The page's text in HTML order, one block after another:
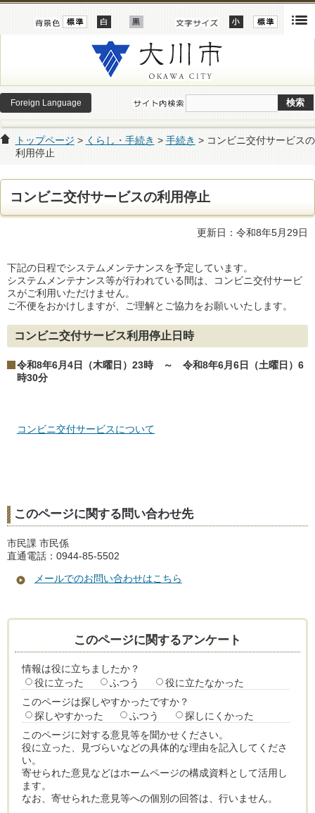
Foreign Language
トップページ > くらし・手続き > 手続き > コンビニ交付サービスの
利用停止
コンビニ交付サービスの利用停止
更新日：令和8年5月29日
下記の日程でシステムメンテナンスを予定しています。
システムメンテナンス等が行われている間は、コンビニ交付サービ
スがご利用いただけません。
ご不便をおかけしますが、ご理解とご協力をお願いいたします。
コンビニ交付サービス利用停止日時
令和8年6月4日（木曜日）23時 ～ 令和8年6月6日（土曜日）6
時30分
コンビニ交付サービスについて
このページに関する問い合わせ先
市民課 市民係
直通電話：0944-85-5502
メールでのお問い合わせはこちら
このページに関するアンケート
情報は役に立ちましたか？
役に立った
ふつう
役に立たなかった
このページは探しやすかったですか？
探しやすかった
ふつう
探しにくかった
このページに対する意見等を聞かせください。
役に立った、見づらいなどの具体的な理由を記入してくださ
い。
寄せられた意見などはホームページの構成資料として活用し
ます。
なお、寄せられた意見等への個別の回答は、行いません。